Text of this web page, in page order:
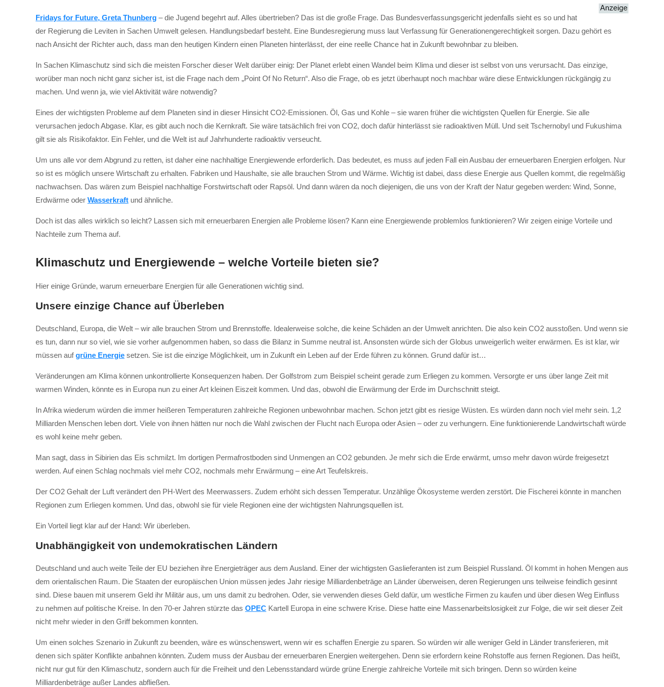
Fridays for Future, Greta Thunberg – die Jugend begehrt auf. Alles übertrieben? Das ist die große Frage. Das Bundesverfassungsgericht jedenfalls sieht es so und hat
der Regierung die Leviten in Sachen Umwelt gelesen. Handlungsbedarf besteht. Eine Bundesregierung muss laut Verfassung für Generationengerechtigkeit sorgen. Dazu gehört es
nach Ansicht der Richter auch, dass man den heutigen Kindern einen Planeten hinterlässt, der eine reelle Chance hat in Zukunft bewohnbar zu bleiben.
In Sachen Klimaschutz sind sich die meisten Forscher dieser Welt darüber einig: Der Planet erlebt einen Wandel beim Klima und dieser ist selbst von uns verursacht. Das einzige,
worüber man noch nicht ganz sicher ist, ist die Frage nach dem „Point Of No Return“. Also die Frage, ob es jetzt überhaupt noch machbar wäre diese Entwicklungen rückgängig zu
machen. Und wenn ja, wie viel Aktivität wäre notwendig?
Eines der wichtigsten Probleme auf dem Planeten sind in dieser Hinsicht CO2-Emissionen. Öl, Gas und Kohle – sie waren früher die wichtigsten Quellen für Energie. Sie alle
verursachen jedoch Abgase. Klar, es gibt auch noch die Kernkraft. Sie wäre tatsächlich frei von CO2, doch dafür hinterlässt sie radioaktiven Müll. Und seit Tschernobyl und Fukushima
gilt sie als Risikofaktor. Ein Fehler, und die Welt ist auf Jahrhunderte radioaktiv verseucht.
Um uns alle vor dem Abgrund zu retten, ist daher eine nachhaltige Energiewende erforderlich. Das bedeutet, es muss auf jeden Fall ein Ausbau der erneuerbaren Energien erfolgen. Nur
so ist es möglich unsere Wirtschaft zu erhalten. Fabriken und Haushalte, sie alle brauchen Strom und Wärme. Wichtig ist dabei, dass diese Energie aus Quellen kommt, die regelmäßig
nachwachsen. Das wären zum Beispiel nachhaltige Forstwirtschaft oder Rapsöl. Und dann wären da noch diejenigen, die uns von der Kraft der Natur gegeben werden: Wind, Sonne,
Erdwärme oder Wasserkraft und ähnliche.
Doch ist das alles wirklich so leicht? Lassen sich mit erneuerbaren Energien alle Probleme lösen? Kann eine Energiewende problemlos funktionieren? Wir zeigen einige Vorteile und
Nachteile zum Thema auf.
Klimaschutz und Energiewende – welche Vorteile bieten sie?
Hier einige Gründe, warum erneuerbare Energien für alle Generationen wichtig sind.
Unsere einzige Chance auf Überleben
Deutschland, Europa, die Welt – wir alle brauchen Strom und Brennstoffe. Idealerweise solche, die keine Schäden an der Umwelt anrichten. Die also kein CO2 ausstoßen. Und wenn sie
es tun, dann nur so viel, wie sie vorher aufgenommen haben, so dass die Bilanz in Summe neutral ist. Ansonsten würde sich der Globus unweigerlich weiter erwärmen. Es ist klar, wir
müssen aufgrüne Energie setzen. Sie ist die einzige Möglichkeit, um in Zukunft ein Leben auf der Erde führen zu können. Grund dafür ist…
Veränderungen am Klima können unkontrollierte Konsequenzen haben. Der Golfstrom zum Beispiel scheint gerade zum Erliegen zu kommen. Versorgte er uns über lange Zeit mit
warmen Winden, könnte es in Europa nun zu einer Art kleinen Eiszeit kommen. Und das, obwohl die Erwärmung der Erde im Durchschnitt steigt.
In Afrika wiederum würden die immer heißeren Temperaturen zahlreiche Regionen unbewohnbar machen. Schon jetzt gibt es riesige Wüsten. Es würden dann noch viel mehr sein. 1,2
Milliarden Menschen leben dort. Viele von ihnen hätten nur noch die Wahl zwischen der Flucht nach Europa oder Asien – oder zu verhungern. Eine funktionierende Landwirtschaft würde
es wohl keine mehr geben.
Man sagt, dass in Sibirien das Eis schmilzt. Im dortigen Permafrostboden sind Unmengen an CO2 gebunden. Je mehr sich die Erde erwärmt, umso mehr davon würde freigesetzt
werden. Auf einen Schlag nochmals viel mehr CO2, nochmals mehr Erwärmung – eine Art Teufelskreis.
Der CO2 Gehalt der Luft verändert den PH-Wert des Meerwassers. Zudem erhöht sich dessen Temperatur. Unzählige Ökosysteme werden zerstört. Die Fischerei könnte in manchen
Regionen zum Erliegen kommen. Und das, obwohl sie für viele Regionen eine der wichtigsten Nahrungsquellen ist.
Ein Vorteil liegt klar auf der Hand: Wir überleben.
Unabhängigkeit von undemokratischen Ländern
Deutschland und auch weite Teile der EU beziehen ihre Energieträger aus dem Ausland. Einer der wichtigsten Gaslieferanten ist zum Beispiel Russland. Öl kommt in hohen Mengen aus
dem orientalischen Raum. Die Staaten der europäischen Union müssen jedes Jahr riesige Milliardenbeträge an Länder überweisen, deren Regierungen uns teilweise feindlich gesinnt
sind. Diese bauen mit unserem Geld ihr Militär aus, um uns damit zu bedrohen. Oder, sie verwenden dieses Geld dafür, um westliche Firmen zu kaufen und über diesen Weg Einfluss
zu nehmen auf politische Kreise. In den 70-er Jahren stürzte das OPEC Kartell Europa in eine schwere Krise. Diese hatte eine Massenarbeitslosigkeit zur Folge, die wir seit dieser Zeit
nicht mehr wieder in den Griff bekommen konnten.
Um einen solches Szenario in Zukunft zu beenden, wäre es wünschenswert, wenn wir es schaffen Energie zu sparen. So würden wir alle weniger Geld in Länder transferieren, mit
denen sich später Konflikte anbahnen könnten. Zudem muss der Ausbau der erneuerbaren Energien weitergehen. Denn sie erfordern keine Rohstoffe aus fernen Regionen. Das heißt,
nicht nur gut für den Klimaschutz, sondern auch für die Freiheit und den Lebensstandard würde grüne Energie zahlreiche Vorteile mit sich bringen. Denn so würden keine
Milliardenbeträge außer Landes abfließen.